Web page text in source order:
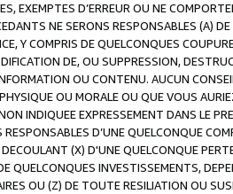
EXEMPTES D’ERREUR OU NE
NE SERONS RESPONSABLES (A)
Y COMPRIS DE QUELCONQUES
DE, OU SUPPRESSION,
OU CONTENU. AUCUN
OU MORALE OU QUE VOUS
INDIQUEE EXPRESSEMENT DANS LE
D’UNE QUELCONQUE
(X) D'UNE QUELCONQUE
QUELCONQUES INVESTISSEMENTS,
OU (Z) DE TOUTE RESILIATION OU